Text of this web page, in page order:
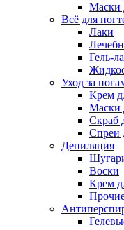
Маски
Всё для
Лаки
Гель-
Уход за
Крем
Маски
Скраб
Спреи
Депиляция
Воски
Крем